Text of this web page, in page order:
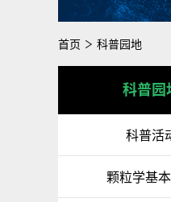
首页 科普园地
科普园
科普活
颗粒学基